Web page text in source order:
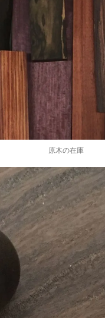
原木の在庫